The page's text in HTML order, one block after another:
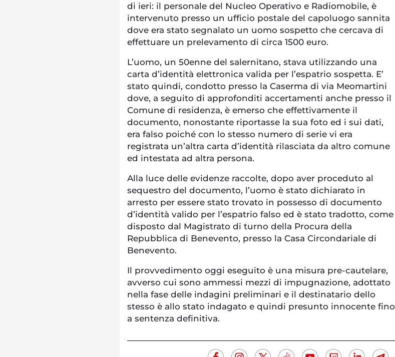
di ieri: il personale del Nucleo Operativo e Radiomobile, è
intervenuto presso un ufficio postale del capoluogo sannita
dove era stato segnalato un uomo sospetto che cercava di
effettuare un prelevamento di circa 1500 euro.
L’uomo, un 50enne del salernitano, stava utilizzando una
carta d’identità elettronica valida per l’espatrio sospetta. E’
stato quindi, condotto presso la Caserma di via Meomartini
dove, a seguito di approfonditi accertamenti anche presso il
Comune di residenza, è emerso che effettivamente il
documento, nonostante riportasse la sua foto ed i sui dati,
era falso poiché con lo stesso numero di serie vi era
registrata un’altra carta d’identità rilasciata da altro comune
ed intestata ad altra persona.
Alla luce delle evidenze raccolte, dopo aver proceduto al
sequestro del documento, l’uomo è stato dichiarato in
arresto per essere stato trovato in possesso di documento
d’identità valido per l’espatrio falso ed è stato tradotto, come
disposto dal Magistrato di turno della Procura della
Repubblica di Benevento, presso la Casa Circondariale di
Benevento.
Il provvedimento oggi eseguito è una misura pre-cautelare,
avverso cui sono ammessi mezzi di impugnazione, adottato
nella fase delle indagini preliminari e il destinatario dello
stesso è allo stato indagato e quindi presunto innocente fino
a sentenza definitiva.